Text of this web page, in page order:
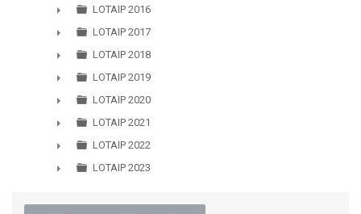
►
LOTAIP 2016
►
LOTAIP 2017
►
LOTAIP 2018
►
LOTAIP 2019
►
LOTAIP 2020
►
LOTAIP 2021
►
LOTAIP 2022
LOTAIP 2023